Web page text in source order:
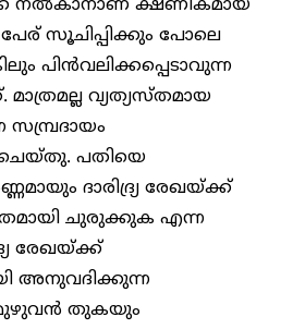
നൽകാനാണ് ക്ഷണികമായ
സൂചിപ്പിക്കും പോലെ
പിൻവലിക്കപ്പെടാവുന്ന
വ്യത്യസ്തമായ
പതിയെ
ദാരിദ്ര്യ രേഖയ്ക്ക്
ചുരുക്കുക എന്ന
രേഖയ്ക്ക്
അനുവദിക്കുന്ന
മുഴുവൻ തുകയും